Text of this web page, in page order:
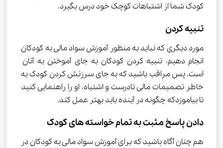
کودک شما از اشتباهات کوچک خود درس بگیرد.
تنبیه کردن
مورد دیگری که نباید به منظور آموزش سواد مالی به کودکان
انجام دهیم، تنبیه کردن کودکان به جای آموختن به آنان
است. پس مراقب باشید که به جای سرزنش کردن کودک به
خاطر تصمیمات مالی نادرست و اشتباه، او را راهنمایی کنید
تا بیاموزدکه چگونه در آینده باید بهتر عمل کند.
دادن پاسخ مثبت به تمام خواسته های کودک
هم چنان آگاه باشید که برای آموزش سواد مالی به کودکان در